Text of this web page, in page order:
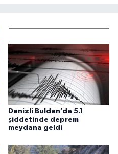
Denizli Buldan’da 5.1
şiddetinde deprem
meydana geldi